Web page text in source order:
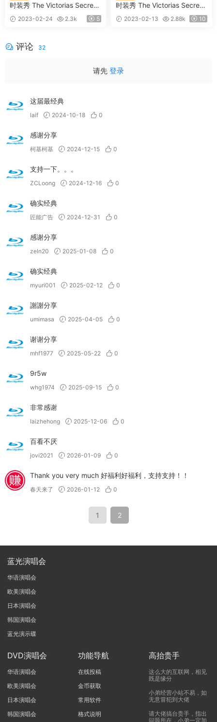
时装秀 The Victorias Secret
Fashion Show 2006《HDTV
TS 5.66G》
2023-02-24 2.3k 5
时装秀 The Victorias Secret
Fashion Show 2015《TS HD
TV 12.11G》
2023-02-13 2.88k 10
评论 32
请先 登录
这届最经典
laif 2024-10-18 0
感谢分享
柯基柯基 2024-12-15 0
支持一下。。。
ZCLoong 2024-12-16 0
确实经典
匠能广告 2024-12-31 0
感谢分享
zeln20 2025-01-08 0
确实经典
myuri001 2025-02-12 0
謝謝分享
umimasa 2025-04-05 0
谢谢分享
mhf1977 2025-05-22 0
9r5w
whg1974 2025-09-15 0
非常感谢
laizhehong 2025-12-06 0
百看不厌
jovi2021 2026-01-09 0
Thank you very much 好福利好福利，支持支持！！
春天来了 2026-01-12 0
1 2
蓝光演唱会
华语演唱会
欧美演唱会
日本演唱会
韩国演唱会
蓝光演示碟
DVD演唱会
华语演唱会
欧美演唱会
日本演唱会
韩国演唱会
功能导航
在线投稿
金币获取
常用软件
格式说明
高抬贵手
这么大的互联网，相见
既是缘分
小弟经营小站不易，如
无意冒犯到大佬
请大佬搞台贵手，指出
问题所在，小弟一定加